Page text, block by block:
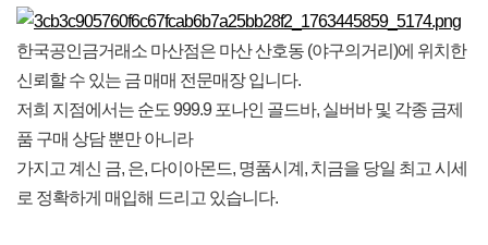
한국공인금거래소 마산점은 마산 산호동 (야구의거리)에 위치한
신뢰할 수 있는 금 매매 전문매장 입니다.
저희 지점에서는 순도 999.9 포나인 골드바, 실버바 및 각종 금제
품 구매 상담 뿐만 아니라
가지고 계신 금, 은, 다이아몬드, 명품시계, 치금을 당일 최고 시세
로 정확하게 매입해 드리고 있습니다.